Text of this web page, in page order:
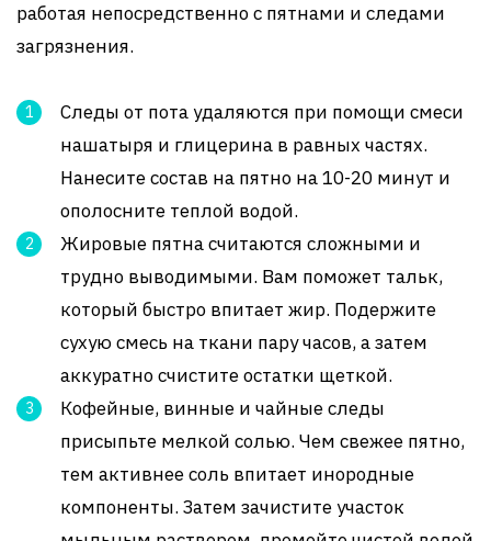
работая непосредственно с пятнами и следами
загрязнения.
Следы от пота удаляются при помощи смеси
нашатыря и глицерина в равных частях.
Нанесите состав на пятно на 10-20 минут и
ополосните теплой водой.
Жировые пятна считаются сложными и
трудно выводимыми. Вам поможет тальк,
который быстро впитает жир. Подержите
сухую смесь на ткани пару часов, а затем
аккуратно счистите остатки щеткой.
Кофейные, винные и чайные следы
присыпьте мелкой солью. Чем свежее пятно,
тем активнее соль впитает инородные
компоненты. Затем зачистите участок